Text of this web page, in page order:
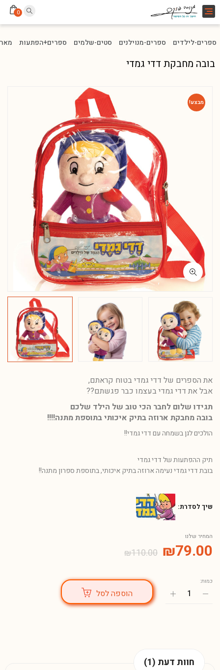
Toggle
navigation
0
ספרים-לילדים ספרים-מנוילנים סטים-שלמים ספרים+הפתעות
בובה מחבקת דדי גמדי
מבצע!
את הספרים של דדי גמדי בטוח קראתם,
אבל את דדי גמדי בעצמו כבר פגשתם??
תגידו שלום לחבר הכי טוב של הילד שלכם
בובה מחבקת ארוזה בתיק איכותי בתוספת מתנה!!!!
הולכים לגן בשמחה עם דדי גמדי!!
תיק ההפתעות של דדי גמדי
בובת דדי גמדי נעימה ארוזה בתיק איכותי, בתוספת ספרון מתנה!!
שיך לסדרת:
המחיר שלנו
₪110.00 ₪79.00
כמות:
הוספה לסל
חוות דעת (1)